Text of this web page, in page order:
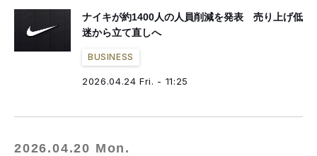
ナイキが約1400人の人員削減を発表 売り上げ低
迷から立て直しへ
BUSINESS
2026.04.24 Fri. - 11:25
2026.04.20 Mon.